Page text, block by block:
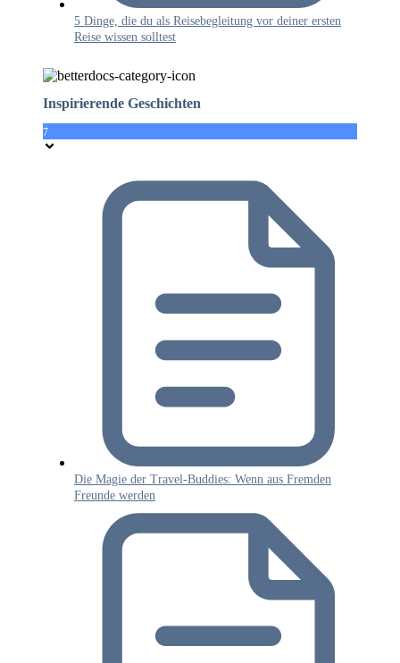
5 Dinge, die du als Reisebegleitung vor deiner ersten
Reise wissen solltest
Inspirierende Geschichten
7
Die Magie der Travel-Buddies: Wenn aus Fremden
Freunde werden